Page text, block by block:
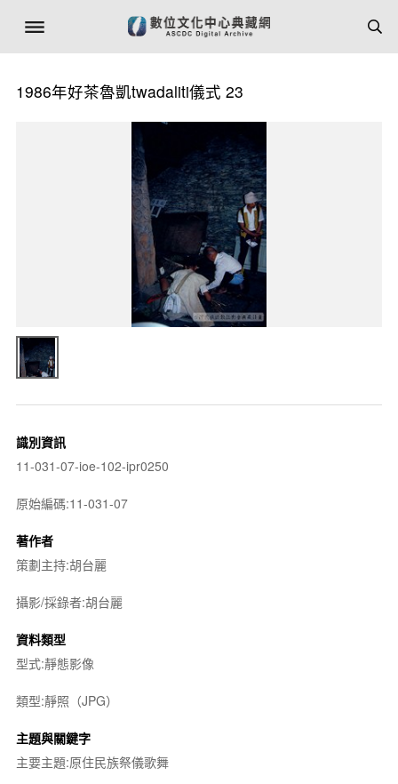
1986年好茶魯凱twadaliti儀式 23
識別資訊
11-031-07-ioe-102-ipr0250
原始編碼:11-031-07
著作者
策劃主持:胡台麗
攝影/採錄者:胡台麗
資料類型
型式:靜態影像
類型:靜照（JPG）
主題與關鍵字
主要主題:原住民族祭儀歌舞